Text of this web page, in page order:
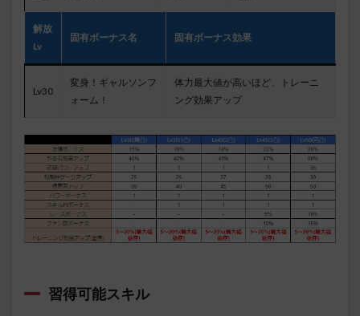
解放
Lv
固有ボーナス名 固有ボーナス効果
Lv30
変身！ギャルソンフ
ォーム！
体力最大値が高いほど、トレーニ
ング効果アップ
習得可能スキル